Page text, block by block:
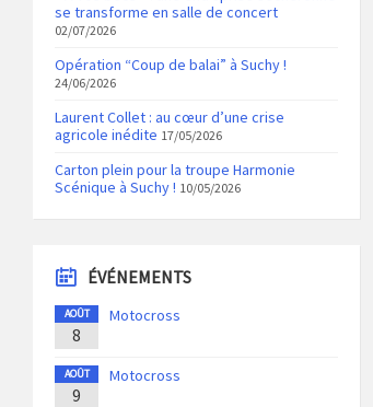
se transforme en salle de concert
02/07/2026
Opération “Coup de balai” à Suchy !
24/06/2026
Laurent Collet : au cœur d’une crise
agricole inédite 17/05/2026
Carton plein pour la troupe Harmonie
Scénique à Suchy ! 10/05/2026
ÉVÉNEMENTS
AOÛT
8
Motocross
AOÛT
9
Motocross